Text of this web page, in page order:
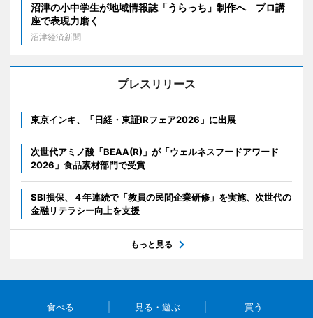
沼津の小中学生が地域情報誌「うらっち」制作へ プロ講
座で表現力磨く
沼津経済新聞
プレスリリース
東京インキ、「日経・東証IRフェア2026」に出展
次世代アミノ酸「BEAA(R)」が「ウェルネスフードアワード
2026」食品素材部門で受賞
SBI損保、４年連続で「教員の民間企業研修」を実施、次世代の
金融リテラシー向上を支援
もっと見る
食べる 見る・遊ぶ 買う